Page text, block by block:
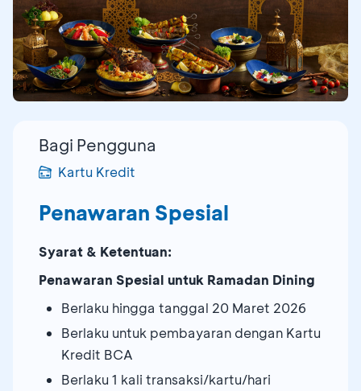
Bagi Pengguna
Kartu Kredit
Penawaran Spesial
Syarat & Ketentuan:
Penawaran Spesial untuk Ramadan Dining
Berlaku hingga tanggal 20 Maret 2026
Berlaku untuk pembayaran dengan Kartu
Kredit BCA
Berlaku 1 kali transaksi/kartu/hari